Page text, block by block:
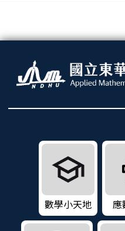
數學小天地 應